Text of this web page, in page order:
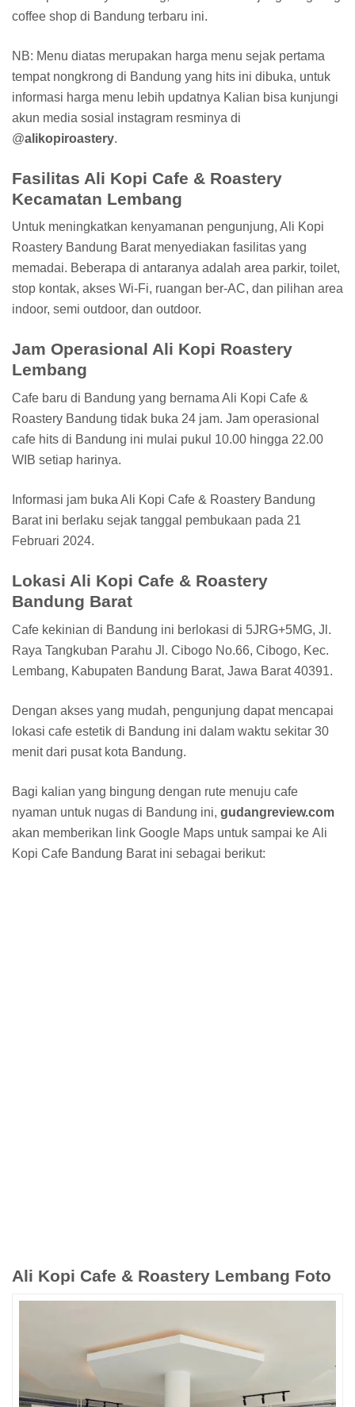
coffee shop di Bandung terbaru ini.
NB: Menu diatas merupakan harga menu sejak pertama
tempat nongkrong di Bandung yang hits ini dibuka, untuk
informasi harga menu lebih updatnya Kalian bisa kunjungi
akun media sosial instagram resminya di
@alikopiroastery.
Fasilitas Ali Kopi Cafe & Roastery
Kecamatan Lembang
Untuk meningkatkan kenyamanan pengunjung, Ali Kopi
Roastery Bandung Barat menyediakan fasilitas yang
memadai. Beberapa di antaranya adalah area parkir, toilet,
stop kontak, akses Wi-Fi, ruangan ber-AC, dan pilihan area
indoor, semi outdoor, dan outdoor.
Jam Operasional Ali Kopi Roastery
Lembang
Cafe baru di Bandung yang bernama Ali Kopi Cafe &
Roastery Bandung tidak buka 24 jam. Jam operasional
cafe hits di Bandung ini mulai pukul 10.00 hingga 22.00
WIB setiap harinya.
Informasi jam buka Ali Kopi Cafe & Roastery Bandung
Barat ini berlaku sejak tanggal pembukaan pada 21
Februari 2024.
Lokasi Ali Kopi Cafe & Roastery
Bandung Barat
Cafe kekinian di Bandung ini berlokasi di 5JRG+5MG, Jl.
Raya Tangkuban Parahu Jl. Cibogo No.66, Cibogo, Kec.
Lembang, Kabupaten Bandung Barat, Jawa Barat 40391.
Dengan akses yang mudah, pengunjung dapat mencapai
lokasi cafe estetik di Bandung ini dalam waktu sekitar 30
menit dari pusat kota Bandung.
Bagi kalian yang bingung dengan rute menuju cafe
nyaman untuk nugas di Bandung ini, gudangreview.com
akan memberikan link Google Maps untuk sampai ke Ali
Kopi Cafe Bandung Barat ini sebagai berikut:
Ali Kopi Cafe & Roastery Lembang Foto